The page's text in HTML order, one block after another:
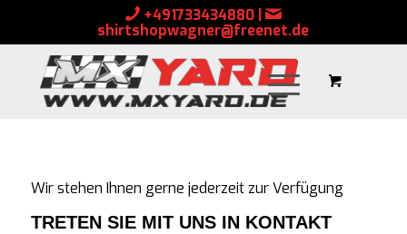
+491733434880|
shirtshopwagner@freenet.de
Wir stehen Ihnen gerne jederzeit zur Verfügung
TRETEN SIE MIT UNS IN KONTAKT